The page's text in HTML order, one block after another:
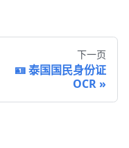
下一页
🪪 泰国国民身份证
OCR